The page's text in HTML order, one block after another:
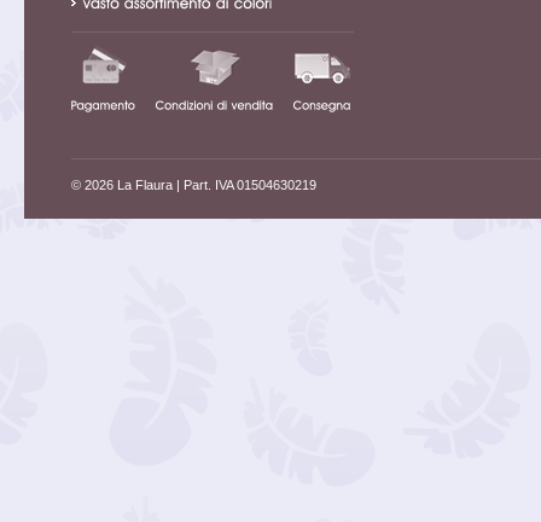
© 2026 La Flaura| Part. IVA 01504630219